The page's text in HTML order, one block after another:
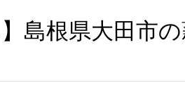
】島根県大田市